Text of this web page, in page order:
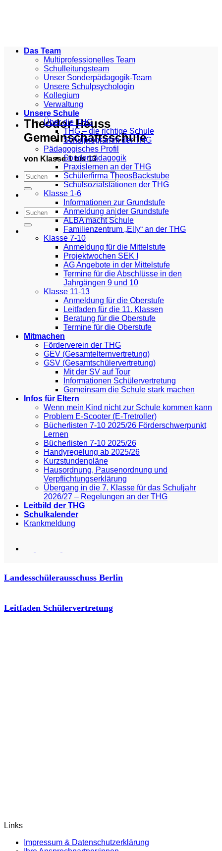
Theodor Heuss
Gemeinschaftsschule
von Klasse 1 bis 13
Das Team
Multiprofessionelles Team
Schulleitungsteam
Unser Sonderpädagogik-Team
Unsere Schulpsychologin
Kollegium
Verwaltung
Unsere Schule
Über die THG
THG – die richtige Schule
Schulprogramm der THG
Pädagogisches Profil
Sonderpädagogik
Praxislernen an der THG
Schülerfirma TheosBackstube
Schulsozialstationen der THG
Klasse 1-6
Informationen zur Grundstufe
Anmeldung an der Grundstufe
ALBA macht Schule
Familienzentrum „Elly“ an der THG
Klasse 7-10
Anmeldung für die Mittelstufe
Projektwochen SEK I
AG Angebote in der Mittelstufe
Termine für die Abschlüsse in den
Jahrgängen 9 und 10
Klasse 11-13
Anmeldung für die Oberstufe
Leitfaden für die 11. Klassen
Beratung für die Oberstufe
Termine für die Oberstufe
Mitmachen
Förderverein der THG
GEV (Gesamtelternvertretung)
GSV (Gesamtschülervertretung)
Mit der SV auf Tour
Informationen Schülervertretung
Gemeinsam die Schule stark machen
Infos für Eltern
Wenn mein Kind nicht zur Schule kommen kann
Problem E-Scooter (E-Tretroller)
Bücherlisten 7-10 2025/26 Förderschwerpunkt
Lernen
Bücherlisten 7-10 2025/26
Handyregelung ab 2025/26
Kurzstundenpläne
Hausordnung, Pausenordnung und
Verpflichtungserklärung
Übergang in die 7. Klasse für das Schuljahr
2026/27 – Regelungen an der THG
Leitbild der THG
Schulkalender
Krankmeldung
Landesschülerausschuss Berlin
Leitfaden Schülervertretung
Links
Impressum & Datenschutzerklärung